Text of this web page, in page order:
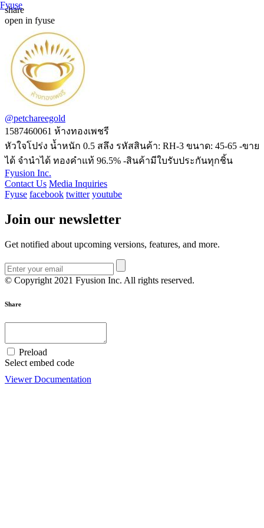
Fyuse
share
open in fyuse
@petchareegold
1587460061 ห้างทองเพชรี
หัวใจโปร่ง น้ำหนัก 0.5 สลึง รหัสสินค้า: RH-3 ขนาด: 45-65 -ขาย
ได้ จำนำได้ ทองคำแท้ 96.5% -สินค้ามีใบรับประกันทุกชิ้น
Fyusion Inc.
Contact Us Media Inquiries
Fyuse facebook twitter youtube
Join our newsletter
Get notified about upcoming versions, features, and more.
© Copyright 2021 Fyusion Inc. All rights reserved.
Share
Preload
Select embed code
Viewer Documentation